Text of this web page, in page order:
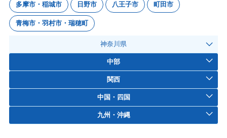
多摩市・稲城市 日野市 八王子市 町田市
青梅市・羽村市・瑞穂町
神奈川県
中部
関西
中国・四国
九州・沖縄